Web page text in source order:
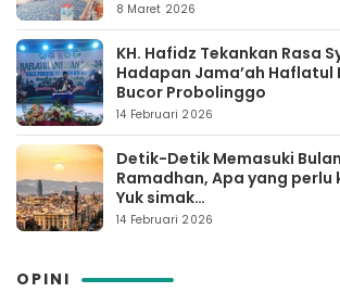
8 Maret 2026
KH. Hafidz Tekankan Rasa
Hadapan Jama’ah
Bucor Probolinggo
14 Februari 2026
Detik-Detik Memasuki
Ramadhan, Apa yang perlu
Yuk simak…
14 Februari 2026
OPINI